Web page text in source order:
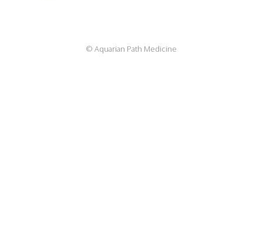
© Aquarian Path Medicine